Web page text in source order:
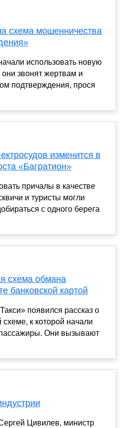
схема мошенничества
использовать новую
звонят жертвам и
подтверждения, прося
изменится в
«Багратион»
причалы в качестве
и туристы могли
с одного берега
схема обмана
банковской картой
появился рассказ о
к которой начали
пассажиры. Они вызывают
Цивилев, министр